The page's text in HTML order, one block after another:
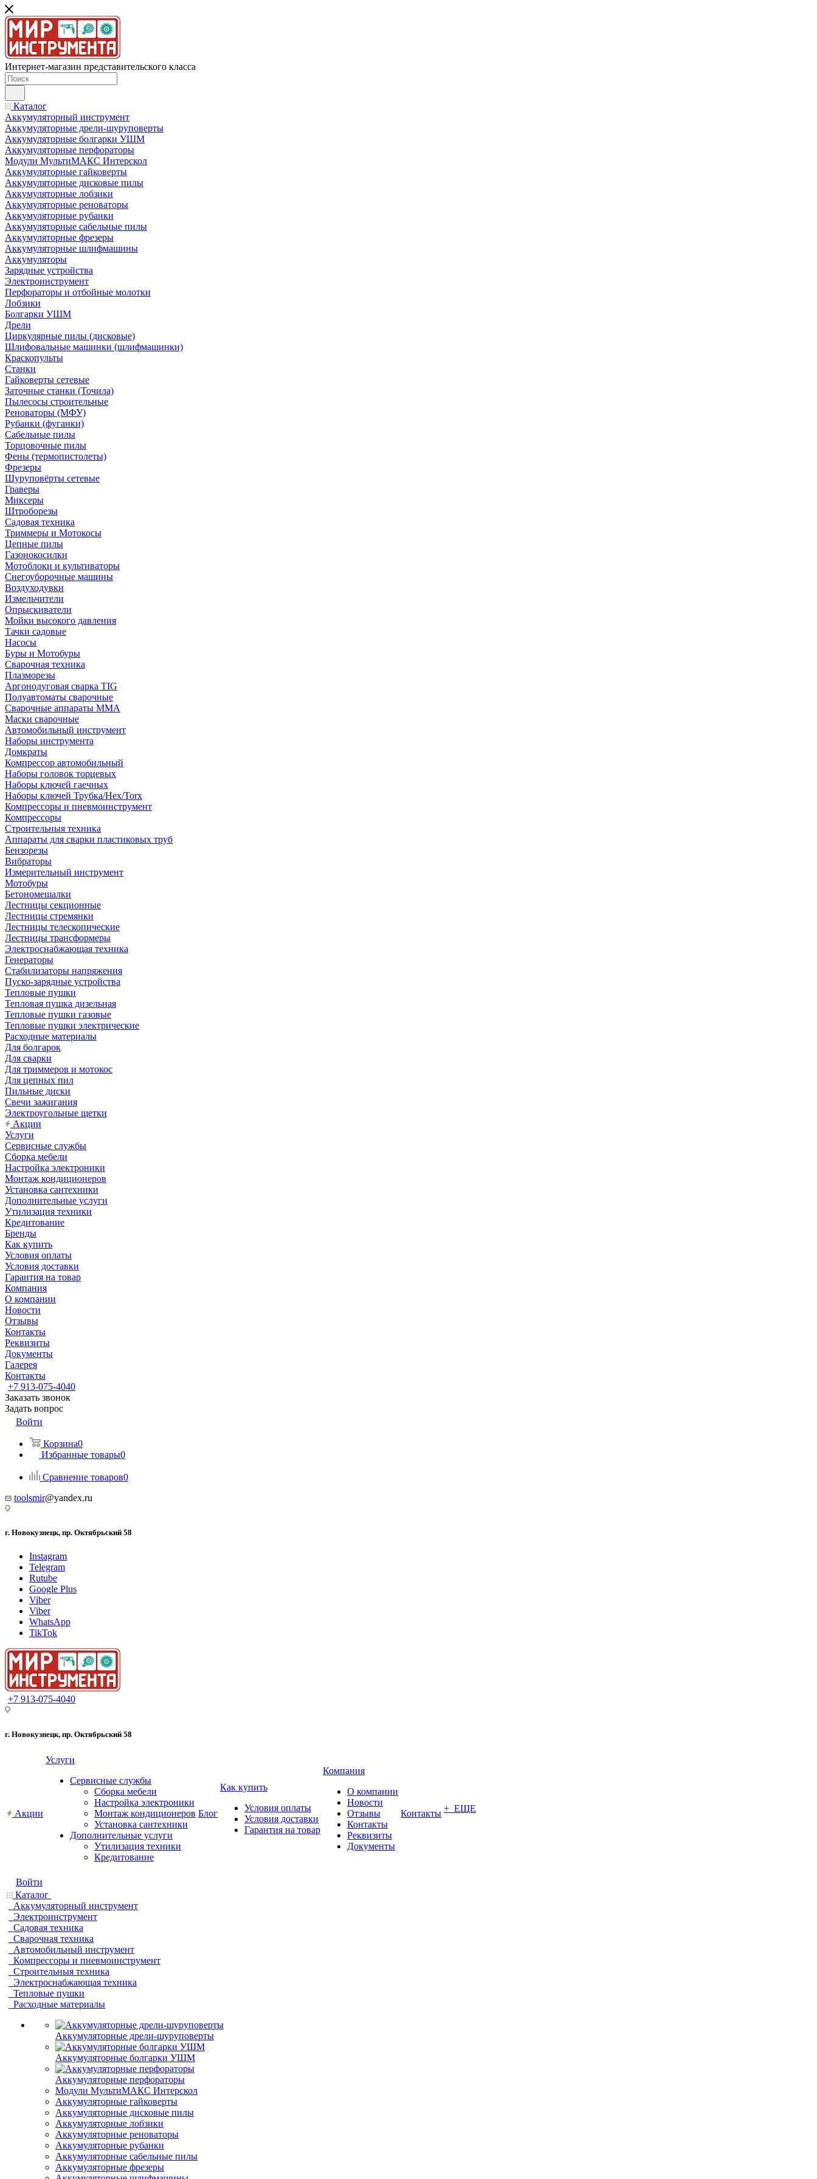
Интернет-магазин представительского класса
Каталог
Аккумуляторный инструмент
Аккумуляторные дрели-шуруповерты
Аккумуляторные болгарки УШМ
Аккумуляторные перфораторы
Модули МультиМАКС Интерскол
Аккумуляторные гайковерты
Аккумуляторные дисковые пилы
Аккумуляторные лобзики
Аккумуляторные реноваторы
Аккумуляторные рубанки
Аккумуляторные сабельные пилы
Аккумуляторные фрезеры
Аккумуляторные шлифмашины
Аккумуляторы
Зарядные устройства
Электроинструмент
Перфораторы и отбойные молотки
Лобзики
Болгарки УШМ
Дрели
Циркулярные пилы (дисковые)
Шлифовальные машинки (шлифмашинки)
Краскопульты
Станки
Гайковерты сетевые
Заточные станки (Точила)
Пылесосы строительные
Реноваторы (МФУ)
Рубанки (фуганки)
Сабельные пилы
Торцовочные пилы
Фены (термопистолеты)
Фрезеры
Шуруповёрты сетевые
Граверы
Миксеры
Штроборезы
Садовая техника
Триммеры и Мотокосы
Цепные пилы
Газонокосилки
Мотоблоки и культиваторы
Снегоуборочные машины
Воздуходувки
Измельчители
Опрыскиватели
Мойки высокого давления
Тачки садовые
Насосы
Буры и Мотобуры
Сварочная техника
Плазморезы
Аргонодуговая сварка TIG
Полуавтоматы сварочные
Сварочные аппараты ММА
Маски сварочные
Автомобильный инструмент
Наборы инструмента
Домкраты
Компрессор автомобильный
Наборы головок торцевых
Наборы ключей гаечных
Наборы ключей Трубка/Hex/Torx
Компрессоры и пневмоинструмент
Компрессоры
Строительныя техника
Аппараты для сварки пластиковых труб
Бензорезы
Вибраторы
Измерительный инструмент
Мотобуры
Бетономешалки
Лестницы секционные
Лестницы стремянки
Лестницы телескопические
Лестницы трансформеры
Электроснабжающая техника
Генераторы
Стабилизаторы напряжения
Пуско-зарядные устройства
Тепловые пушки
Тепловая пушка дизельная
Тепловые пушки газовые
Тепловые пушки электрические
Расходные материалы
Для болгарок
Для сварки
Для триммеров и мотокос
Для цепных пил
Пильные диски
Свечи зажигания
Электроугольные щетки
Акции
Услуги
Сервисные службы
Сборка мебели
Настройка электроники
Монтаж кондиционеров
Установка сантехники
Дополнительные услуги
Утилизация техники
Кредитование
Бренды
Как купить
Условия оплаты
Условия доставки
Гарантия на товар
Компания
О компании
Новости
Отзывы
Контакты
Реквизиты
Документы
Галерея
Контакты
+7 913-075-4040
Заказать звонок
Задать вопрос
Войти
Корзина0
Избранные товары0
Сравнение товаров0
toolsmir@yandex.ru
г. Новокузнецк, пр. Октябрьский 58
Instagram
Telegram
Rutube
Google Plus
Viber
Viber
WhatsApp
TikTok
+7 913-075-4040
г. Новокузнецк, пр. Октябрьский 58
Акции
Услуги
Сервисные службы
Сборка мебели
Настройка электроники
Монтаж кондиционеров
Установка сантехники
Дополнительные услуги
Утилизация техники
Кредитование
Блог
Как купить
Условия оплаты
Условия доставки
Гарантия на товар
Компания
О компании
Новости
Отзывы
Контакты
Реквизиты
Документы
Контакты + ЕЩЕ
Войти
Каталог
Аккумуляторный инструмент
Электроинструмент
Садовая техника
Сварочная техника
Автомобильный инструмент
Компрессоры и пневмоинструмент
Строительныя техника
Электроснабжающая техника
Тепловые пушки
Расходные материалы
Аккумуляторные дрели-шуруповерты
Аккумуляторные болгарки УШМ
Аккумуляторные перфораторы
Модули МультиМАКС Интерскол
Аккумуляторные гайковерты
Аккумуляторные дисковые пилы
Аккумуляторные лобзики
Аккумуляторные реноваторы
Аккумуляторные рубанки
Аккумуляторные сабельные пилы
Аккумуляторные фрезеры